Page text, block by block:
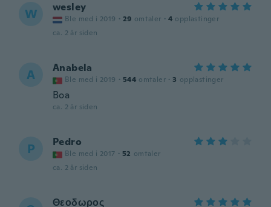
W wesley
Ble med i 2019 · 29 omtaler · 4 opplastinger
ca. 2 år siden
A Anabela
Ble med i 2019 · 544 omtaler · 3 opplastinger
Boa
ca. 2 år siden
P Pedro
Ble med i 2017 · 52 omtaler
ca. 2 år siden
Θεοδωρος